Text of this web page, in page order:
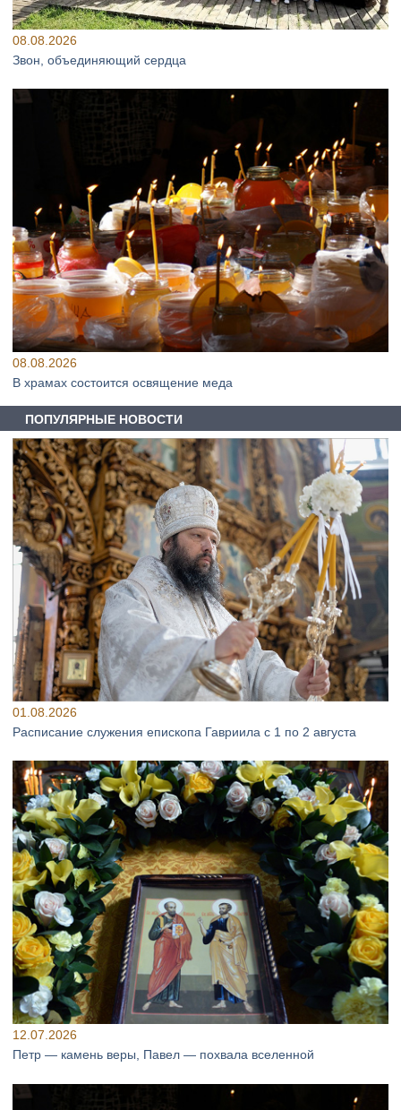
08.08.2026
Звон, объединяющий сердца
08.08.2026
В храмах состоится освящение меда
ПОПУЛЯРНЫЕ НОВОСТИ
01.08.2026
Расписание служения епископа Гавриила с 1 по 2 августа
12.07.2026
Петр — камень веры, Павел — похвала вселенной